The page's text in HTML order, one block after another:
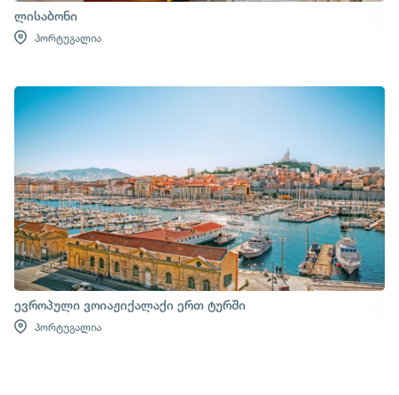
ლისაბონი
პორტუგალია
ევროპული ვოიაჟიქალაქი ერთ ტურში
პორტუგალია